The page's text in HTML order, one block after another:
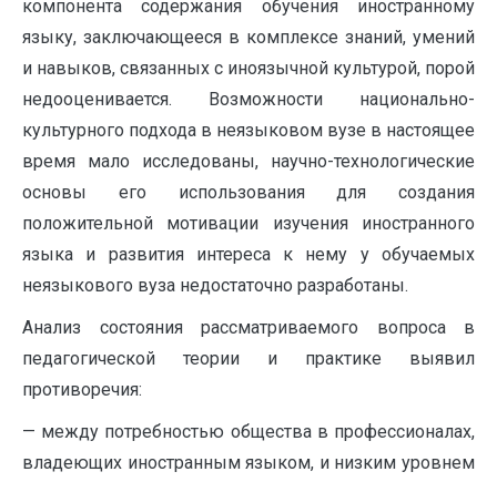
компонента содержания обучения иностранному
языку, заключающееся в комплексе знаний, умений
и навыков, связанных с иноязычной культурой, порой
недооценивается. Возможности национально-
культурного подхода в неязыковом вузе в настоящее
время мало исследованы, научно-технологические
основы его использования для создания
положительной мотивации изучения иностранного
языка и развития интереса к нему у обучаемых
неязыкового вуза недостаточно разработаны.
Анализ состояния рассматриваемого вопроса в
педагогической теории и практике выявил
противоречия:
— между потребностью общества в профессионалах,
владеющих иностранным языком, и низким уровнем